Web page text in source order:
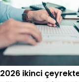
2026 ikinci